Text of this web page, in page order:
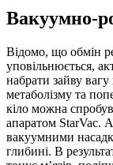
Вакуумно-
Відомо, що обмін
уповільнюється,
набрати зайву
метаболізму та
кіло можна
апаратом StarVac.
вакуумними
глибині. В